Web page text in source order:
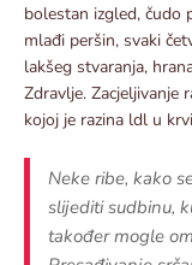
bolestan izgled, čudo
mlađi peršin, svaki
lakšeg stvaranja,
Zdravlje. Zacjeljivanje
kojoj je razina ldl u
Neke ribe, kako
slijediti sudbinu,
također mogle